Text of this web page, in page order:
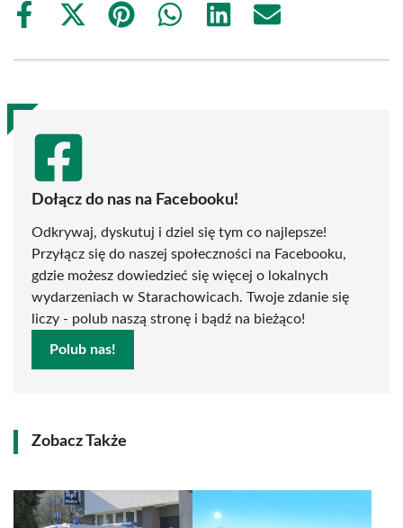
Share
Share
(Twitter)
Share
Share
Share
Share
Dołącz do nas na Facebooku!
Odkrywaj, dyskutuj i dziel się tym co najlepsze!
Przyłącz się do naszej społeczności na Facebooku,
gdzie możesz dowiedzieć się więcej o lokalnych
wydarzeniach w Starachowicach. Twoje zdanie się
liczy - polub naszą stronę i bądź na bieżąco!
Polub nas!
Zobacz Także